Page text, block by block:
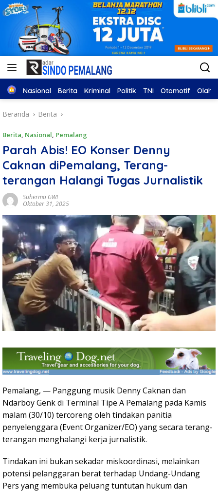
Home
Nasional Berita Kriminal Politik TNI Otomotif
Beranda Berita
Berita, Nasional, Pemalang
Parah Abis! EO Konser Denny
Caknan diPemalang, Terang-
terangan Halangi Tugas Jurnalistik
Suhermo GWI
Oktober 31, 2025
Pemalang, — Panggung musik Denny Caknan dan
Ndarboy Genk di Terminal Tipe A Pemalang pada Kamis
malam (30/10) tercoreng oleh tindakan panitia
penyelenggara (Event Organizer/EO) yang secara terang-
terangan menghalangi kerja jurnalistik.
Tindakan ini bukan sekadar miskoordinasi, melainkan
potensi pelanggaran berat terhadap Undang-Undang
Pers yang membuka peluang tuntutan hukum dan